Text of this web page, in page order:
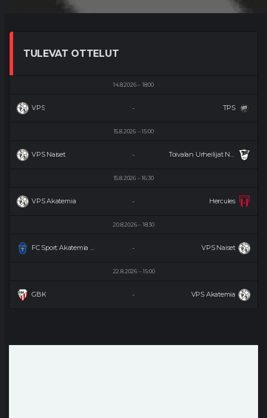
TULEVAT OTTELUT
14.8.2026 18:00
VPS TPS
-
15.8.2026 15:00
VPS Naiset Toivalan Urheilijat Naiset
-
15.8.2026 16:30
VPS Akatemia Hercules
-
20.8.2026 18:30
FC Sport Akatemia Naiset VPS Naiset
-
22.8.2026 15:00
GBK VPS Akatemia
-